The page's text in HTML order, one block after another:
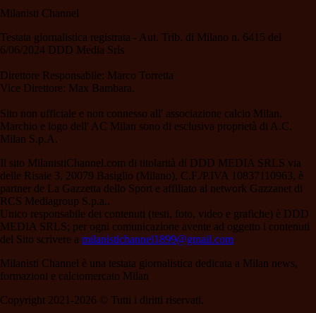
Milanisti Channel
Testata giornalistica registrata - Aut. Trib. di Milano n. 6415 del
6/06/2024 DDD Media Srls
Direttore Responsabile: Marco Torretta
Vice Direttore: Max Bambara.
Sito non ufficiale e non connesso all' associazione calcio Milan.
Marchio e logo dell' AC Milan sono di esclusiva proprietà di A.C.
Milan S.p.A.
Il sito MilanistiChannel.com di titolarità di DDD MEDIA SRLS via
delle Risaie 3, 20079 Basiglio (Milano), C.F./P.IVA 10837110963, è
partner de La Gazzetta dello Sport e affiliato al network Gazzanet di
RCS Mediagroup S.p.a..
Unico responsabile dei contenuti (testi, foto, video e grafiche) è DDD
MEDIA SRLS; per ogni comunicazione avente ad oggetto i contenuti
del Sito scrivere a milanistichannel1899@gmail.com
Milanisti Channel è una testata giornalistica dedicata a Milan news,
formazioni e calciomercato Milan
Copyright 2021-2026 © Tutti i diritti riservati.